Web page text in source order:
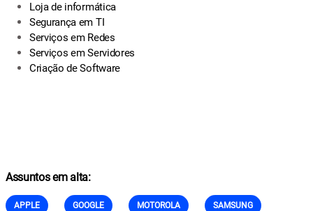
Loja de informática
Segurança em TI
Serviços em Redes
Serviços em Servidores
Criação de Software
Assuntos em alta:
APPLE GOOGLE MOTOROLA SAMSUNG